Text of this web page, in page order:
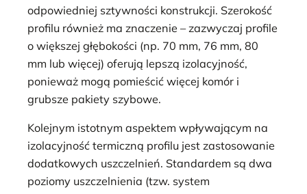
odpowiedniej sztywności konstrukcji. Szerokość
profilu również ma znaczenie – zazwyczaj profile
o większej głębokości (np. 70 mm, 76 mm, 80
mm lub więcej) oferują lepszą izolacyjność,
ponieważ mogą pomieścić więcej komór i
grubsze pakiety szybowe.
Kolejnym istotnym aspektem wpływającym na
izolacyjność termiczną profilu jest zastosowanie
dodatkowych uszczelnień. Standardem są dwa
poziomy uszczelnienia (tzw. system